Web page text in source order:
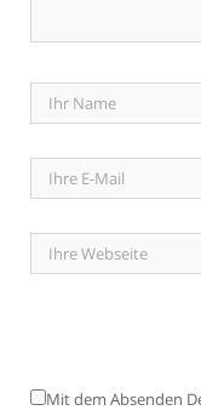
Mit dem Absenden